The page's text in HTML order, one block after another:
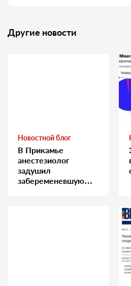
Другие новости
Новостной блог
В Прикамье
анестезиолог
задушил
забеременевшую